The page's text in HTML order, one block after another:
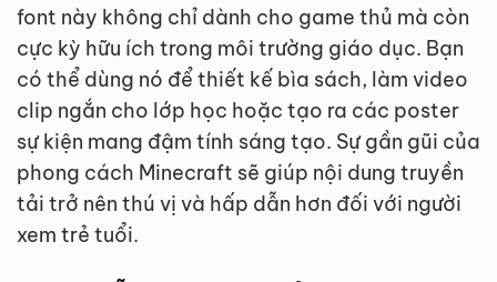
font này không chỉ dành cho game thủ mà còn
cực kỳ hữu ích trong môi trường giáo dục. Bạn
có thể dùng nó để thiết kế bìa sách, làm video
clip ngắn cho lớp học hoặc tạo ra các poster
sự kiện mang đậm tính sáng tạo. Sự gần gũi của
phong cách Minecraft sẽ giúp nội dung truyền
tải trở nên thú vị và hấp dẫn hơn đối với người
xem trẻ tuổi.